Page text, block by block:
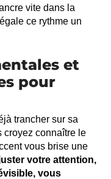
vite dans la
ce rythme un
et
pour
trancher sur sa
croyez connaître le
vous brise une
votre attention,
vous